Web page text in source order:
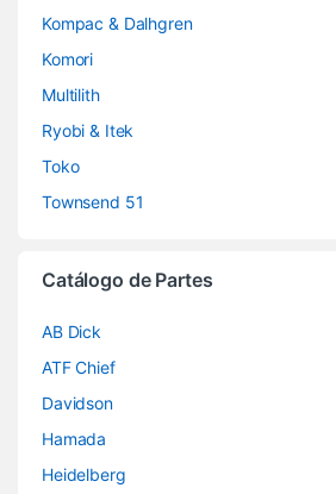
Kompac & Dalhgren
Komori
Multilith
Ryobi & Itek
Toko
Townsend 51
Catálogo de Partes
AB Dick
ATF Chief
Davidson
Hamada
Heidelberg